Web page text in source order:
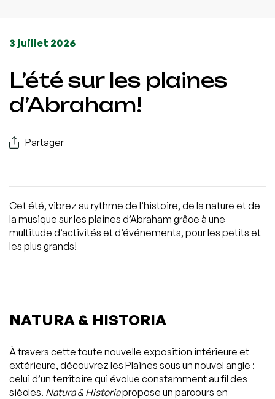
3 juillet 2026
L’été sur les plaines
d’Abraham!
Partager
Cet été, vibrez au rythme de l’histoire, de la nature et de
la musique sur les plaines d’Abraham grâce à une
multitude d’activités et d’événements, pour les petits et
les plus grands!
NATURA & HISTORIA
À travers cette toute nouvelle exposition intérieure et
extérieure, découvrez les Plaines sous un nouvel angle :
celui d’un territoire qui évolue constamment au fil des
siècles. Natura & Historiapropose un parcours en